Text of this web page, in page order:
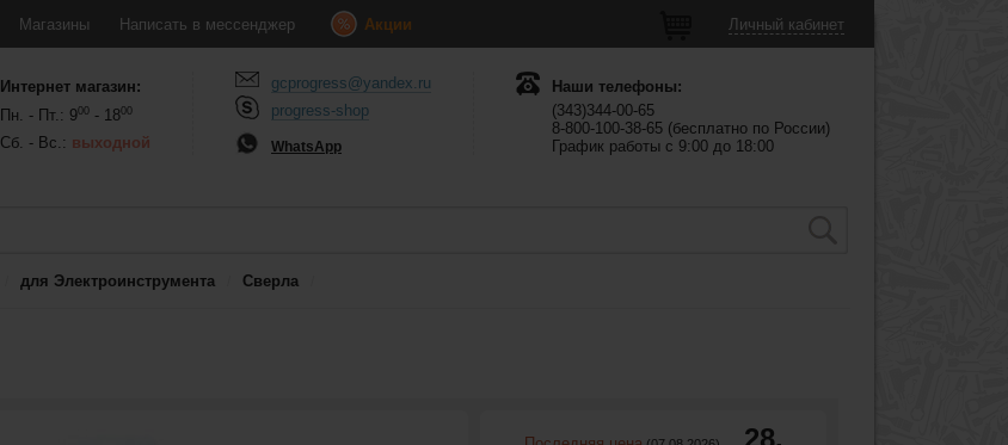
Магазины Написать в мессенджер Акции Личный кабинет
Интернет магазин:
Пн. - Пт.: 900 - 1800
Сб. - Вс.: выходной
gcprogress@yandex.ru
progress-shop
WhatsApp
Наши телефоны:
(343)344-00-65
8-800-100-38-65 (бесплатно по России)
График работы с 9:00 до 18:00
для Электроинструмента Сверла
28.